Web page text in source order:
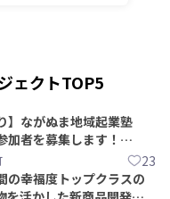
ェクトTOP5
】ながぬま地域起業塾
加者を募集します！
23
の幸福度トップクラスの